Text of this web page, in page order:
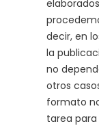
decir, en
la
no
otros
formato
tarea